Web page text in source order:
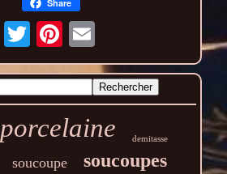
Share
porcelaine demitasse
soucoupe soucoupes